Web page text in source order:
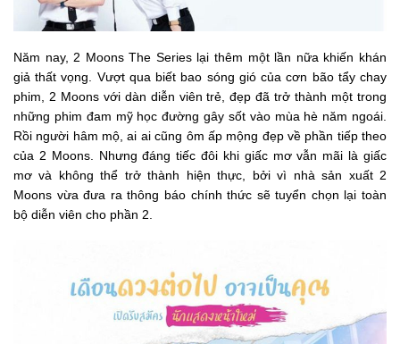
Năm nay, 2 Moons The Series lại thêm một lần nữa khiến khán
giả thất vọng. Vượt qua biết bao sóng gió của cơn bão tẩy chay
phim, 2 Moons với dàn diễn viên trẻ, đẹp đã trở thành một trong
những phim đam mỹ học đường gây sốt vào mùa hè năm ngoái.
Rồi người hâm mộ, ai ai cũng ôm ấp mộng đẹp về phần tiếp theo
của 2 Moons. Nhưng đáng tiếc đôi khi giấc mơ vẫn mãi là giấc
mơ và không thể trở thành hiện thực, bởi vì nhà sản xuất 2
Moons vừa đưa ra thông báo chính thức sẽ tuyển chọn lại toàn
bộ diễn viên cho phần 2.